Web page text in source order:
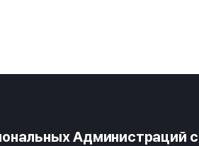
Администраций